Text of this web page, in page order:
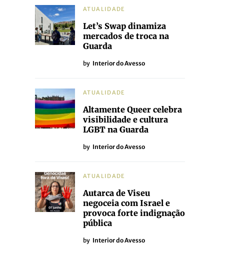
ATUALIDADE
Let’s Swap dinamiza
mercados de troca na
Guarda
by Interior do Avesso
ATUALIDADE
Altamente Queer celebra
visibilidade e cultura
LGBT na Guarda
by Interior do Avesso
ATUALIDADE
Autarca de Viseu
negoceia com Israel e
provoca forte indignação
pública
by Interior do Avesso